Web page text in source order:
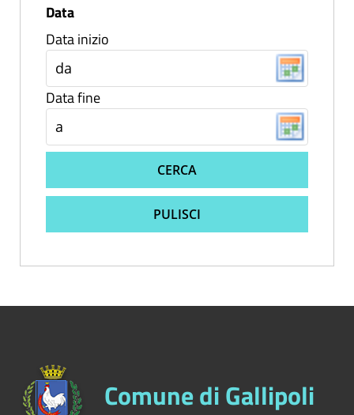
Data
Data inizio
Data fine
CERCA
PULISCI
Comune di Gallipoli